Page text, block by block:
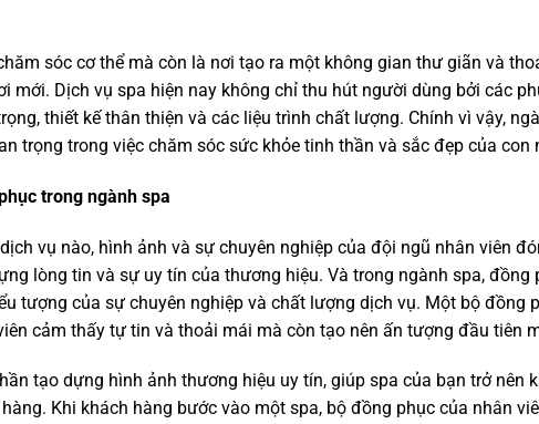
sóc cơ thể mà còn là nơi tạo ra một không gian thư giãn và
mới. Dịch vụ spa hiện nay không chỉ thu hút người dùng bởi các
thiết kế thân thiện và các liệu trình chất lượng. Chính vì vậy,
trọng trong việc chăm sóc sức khỏe tinh thần và sắc đẹp của con
trong ngành spa
vụ nào, hình ảnh và sự chuyên nghiệp của đội ngũ nhân viên
lòng tin và sự uy tín của thương hiệu. Và trong ngành spa, đồng
tượng của sự chuyên nghiệp và chất lượng dịch vụ. Một bộ đồng
cảm thấy tự tin và thoải mái mà còn tạo nên ấn tượng đầu tiên
tạo dựng hình ảnh thương hiệu uy tín, giúp spa của bạn trở nên
Khi khách hàng bước vào một spa, bộ đồng phục của nhân